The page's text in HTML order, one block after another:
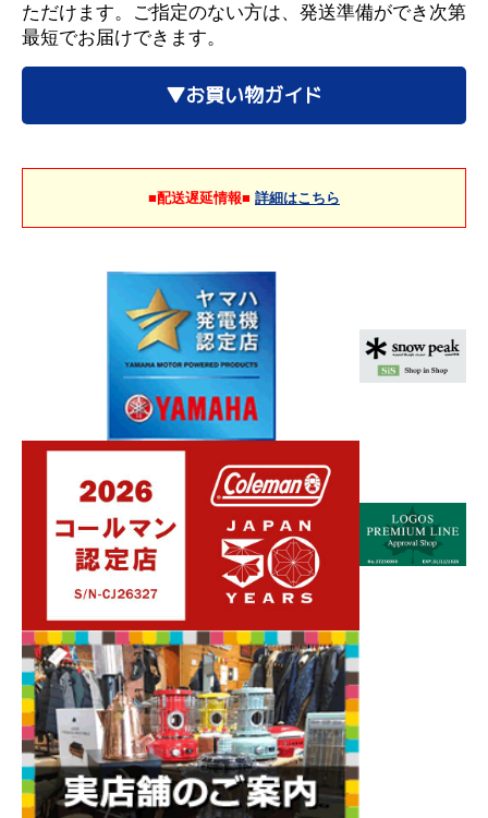
ただけます。ご指定のない方は、発送準備ができ次第
最短でお届けできます。
▼お買い物ガイド
■配送遅延情報■ 詳細はこちら